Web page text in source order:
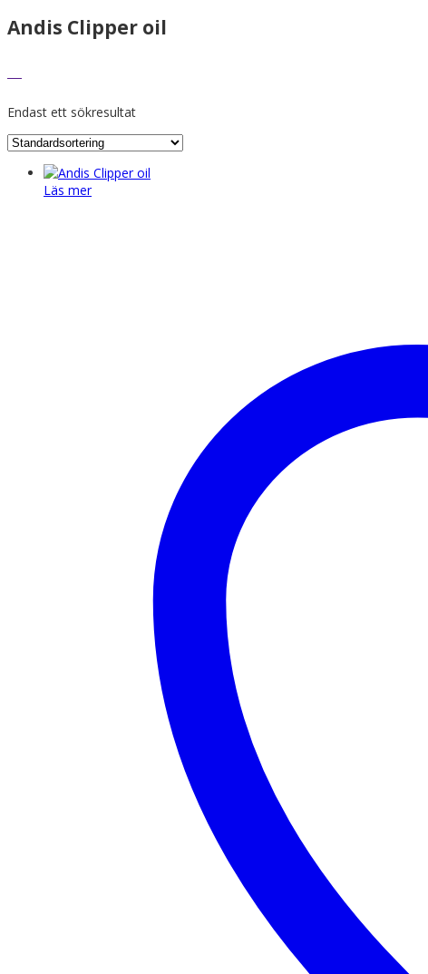
Andis Clipper oil
Endast ett sökresultat
Läs mer